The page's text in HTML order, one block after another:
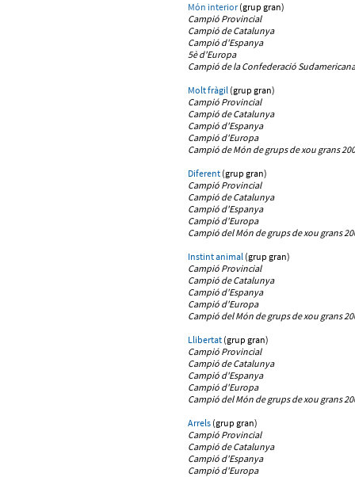
Món interior(grup gran)
Campió Provincial
Campió de Catalunya
Campió d'Espanya
5è d'Europa
Campió de la Confederació
Molt fràgil(grup gran)
Campió Provincial
Campió de Catalunya
Campió d'Espanya
Campió d'Europa
Campió deMón de grups de xou grans
Diferent(grup gran)
Campió Provincial
Campió de Catalunya
Campió d'Espanya
Campió d'Europa
Campió del Món de grups de xou grans
Instint animal(grup gran)
Campió Provincial
Campió de Catalunya
Campió d'Espanya
Campió d'Europa
Campió del Món de grups de xou grans
Llibertat (grup gran)
Campió Provincial
Campió de Catalunya
Campió d'Espanya
Campió d'Europa
Campió del Món de grups de xou grans
Arrels(grup gran)
Campió Provincial
Campió de Catalunya
Campió d'Espanya
Campió d'Europa